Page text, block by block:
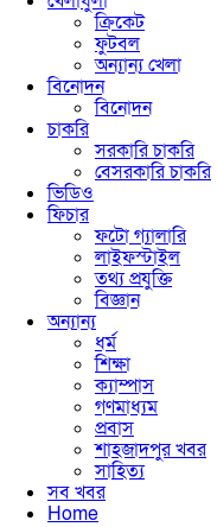
ক্রিকেট
ফুটবল
অন্যান্য খেলা
বিনোদন
বিনোদন
চাকরি
সরকারি চাকরি
বেসরকারি চাকরি
ভিডিও
ফিচার
ফটো গ্যালারি
লাইফস্টাইল
তথ্য প্রযুক্তি
বিজ্ঞান
অন্যান্য
ধর্ম
শিক্ষা
ক্যাম্পাস
গণমাধ্যম
প্রবাস
শাহজাদপুর খবর
সাহিত্য
সব খবর
Home